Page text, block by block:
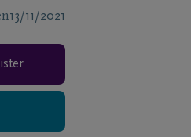
13/11/2021